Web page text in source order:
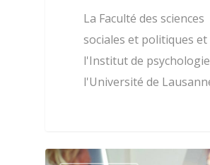
La Faculté des sciences
sociales et politiques et
l'Institut de
l'Université de